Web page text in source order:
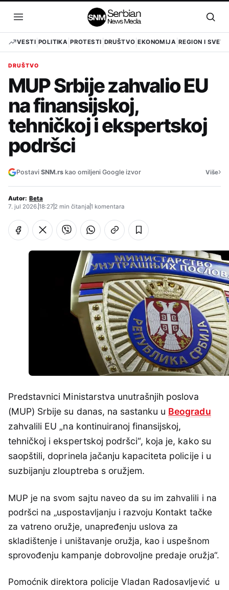
sadržaj
Otvori
meni
VESTI POLITIKA PROTESTI DRUŠTVO EKONOMIJA REGION I SVET
DRUŠTVO
MUP Srbije zahvalio EU
na finansijskoj,
tehničkoj i ekspertskoj
podršci
Postavi SNM.rs kao omiljeni Google izvor Više›
Autor: Beta
7. jul 2026.18:27 2 min čitanja1 komentara
Predstavnici Ministarstva unutrašnjih poslova
(MUP) Srbije su danas, na sastanku u Beogradu
zahvalili EU „na kontinuiranoj finansijskoj,
tehničkoj i ekspertskoj podršci“, koja je, kako su
saopštili, doprinela jačanju kapaciteta policije i u
suzbijanju zlouptreba s oružjem.
MUP je na svom sajtu naveo da su im zahvalili i na
podršci na „uspostavljanju i razvoju Kontakt tačke
za vatreno oružje, unapređenju uslova za
skladištenje i uništavanje oružja, kao i uspešnom
sprovođenju kampanje dobrovoljne predaje oružja“.
Pomoćnik direktora policije Vladan Radosavljević u